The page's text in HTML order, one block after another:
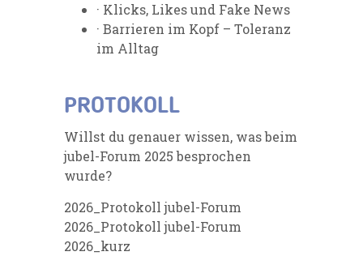
· Klicks, Likes und Fake News
· Barrieren im Kopf – Toleranz
im Alltag
PROTOKOLL
Willst du genauer wissen, was beim
jubel-Forum 2025 besprochen
wurde?
2026_Protokoll jubel-Forum
2026_Protokoll jubel-Forum
2026_kurz